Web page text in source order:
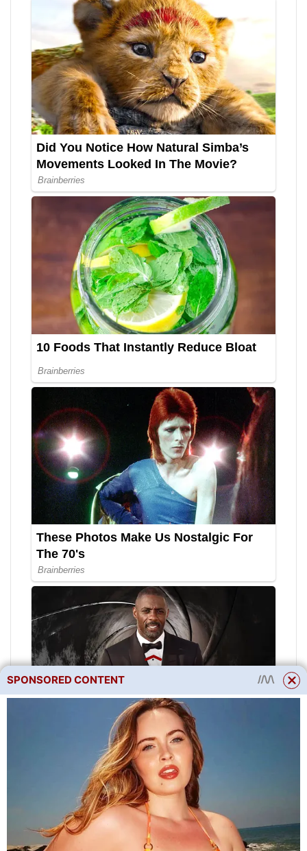
Pokud se vám to zdá málo,
dejte do skříně nebo sáčku trs
banánů nebo jablek –
SPONSORED CONTENT